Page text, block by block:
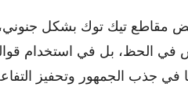
مقاطع تيك توك بشكل
في الحظ، بل في استخدام